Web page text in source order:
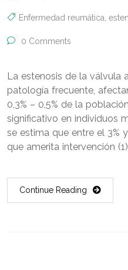
Enfermedad reumática,
0 Comments
La estenosis de la válvula
patología frecuente,
0,3% – 0,5% de la
significativo en individuos
se estima que entre el 3%
que amerita intervención
Continue Reading